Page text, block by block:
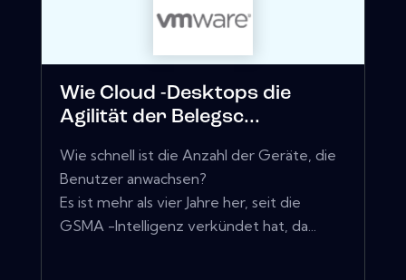
Wie Cloud -Desktops die
Agilität der Belegsc...
Wie schnell ist die Anzahl der Geräte, die
Benutzer anwachsen?
Es ist mehr als vier Jahre her, seit die
GSMA -Intelligenz verkündet hat, da...